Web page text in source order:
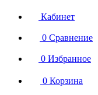
Кабинет
0 Сравнение
0 Избранное
0 Корзина